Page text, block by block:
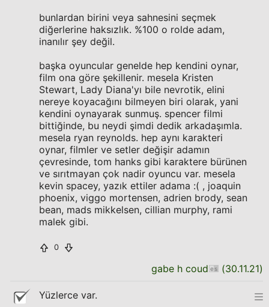
bunlardan birini veya sahnesini seçmek
diğerlerine haksızlık. %100 o rolde adam,
inanılır şey değil.
başka oyuncular genelde hep kendini oynar,
film ona göre şekillenir. mesela Kristen
Stewart, Lady Diana'yı bile nevrotik, elini
nereye koyacağını bilmeyen biri olarak, yani
kendini oynayarak sunmuş. spencer filmi
bittiğinde, bu neydi şimdi dedik arkadaşımla.
mesela ryan reynolds. hep aynı karakteri
oynar, filmler ve setler değişir adamın
çevresinde, tom hanks gibi karaktere bürünen
ve sırıtmayan çok nadir oyuncu var. mesela
kevin spacey, yazık ettiler adama :( , joaquin
phoenix, viggo mortensen, adrien brody, sean
bean, mads mikkelsen, cillian murphy, rami
malek gibi.
0
gabe h coud (30.11.21)
Yüzlerce var.